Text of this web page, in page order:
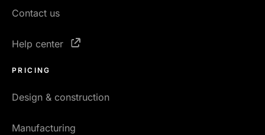
Contact us
Help center
PRICING
Design & construction
Manufacturing